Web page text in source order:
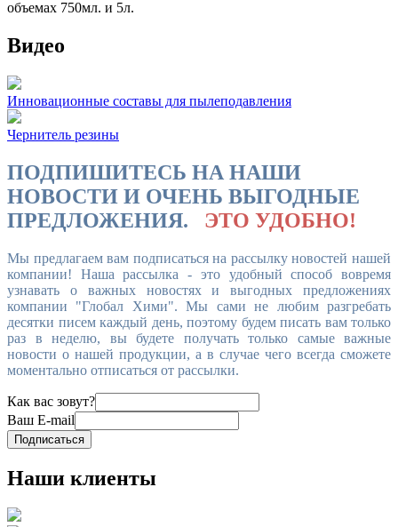
объемах 750мл. и 5л.
Видео
Инновационные составы для пылеподавления
Чернитель резины
ПОДПИШИТЕСЬ НА НАШИ
НОВОСТИ И ОЧЕНЬ ВЫГОДНЫЕ
ПРЕДЛОЖЕНИЯ.
ЭТО УДОБНО!
Мы предлагаем вам подписаться на рассылку новостей нашей
компании! Наша рассылка - это удобный способ вовремя
узнавать о важных новостях и выгодных предложениях
компании "Глобал Хими". Мы сами не любим разгребать
десятки писем каждый день, поэтому будем писать вам только
раз в неделю, вы будете получать только самые важные
новости о нашей продукции, а в случае чего всегда сможете
моментально отписаться от рассылки.
Как вас зовут?
Ваш E-mail
Подписаться
Наши клиенты